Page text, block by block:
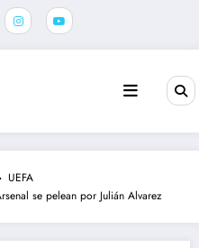
UEFA
se pelean por Julián Alvarez